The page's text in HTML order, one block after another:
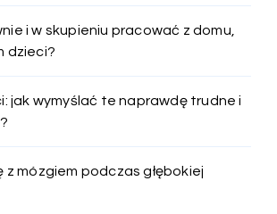
i w skupieniu pracować z domu,
dzieci?
jak wymyślać te naprawdę trudne i
z mózgiem podczas głębokiej